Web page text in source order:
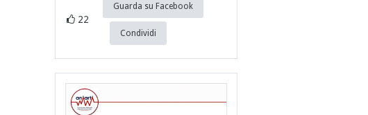
22
Guarda su Facebook
Condividi